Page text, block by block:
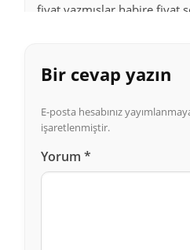
fiyat yazmışlar habire fiyat
Bir cevap yazın
E-posta hesabınız
işaretlenmiştir.
Yorum *